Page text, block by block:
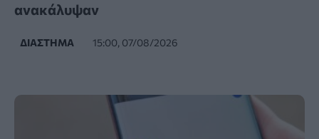
ανακάλυψαν
ΔΙΆΣΤΗΜΑ 15:00, 07/08/2026